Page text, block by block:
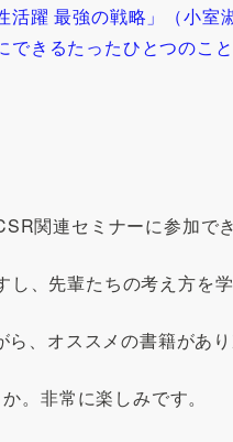
躍 最強の戦略」（小室淑
きるたったひとつのこと
関連セミナーに参加で
、先輩たちの考え方を
、オススメの書籍があ
。非常に楽しみです。